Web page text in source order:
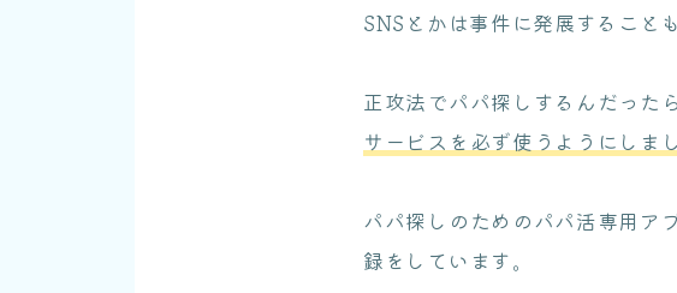
SNSとかは事件に発展すること
正攻法でパパ探しするんだったら
サービスを必ず使うようにしま
パパ探しのためのパパ活専用ア
録をしています。